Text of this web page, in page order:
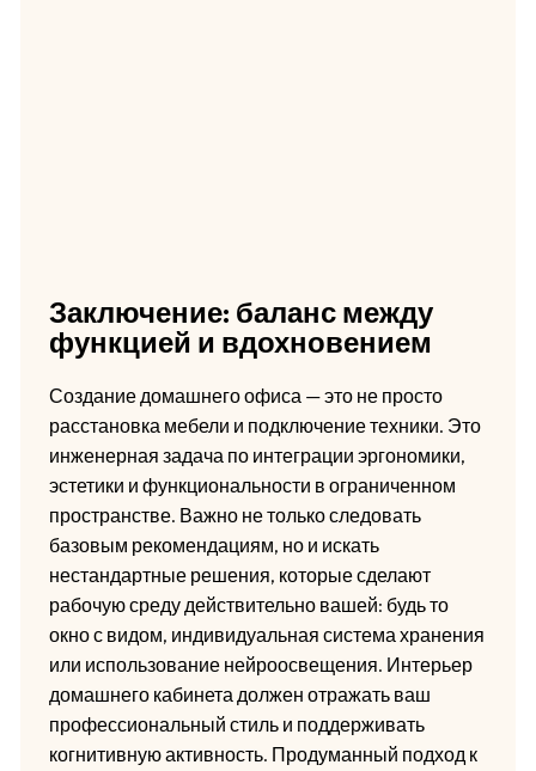
Заключение: баланс между
функцией и вдохновением
Создание домашнего офиса — это не просто
расстановка мебели и подключение техники. Это
инженерная задача по интеграции эргономики,
эстетики и функциональности в ограниченном
пространстве. Важно не только следовать
базовым рекомендациям, но и искать
нестандартные решения, которые сделают
рабочую среду действительно вашей: будь то
окно с видом, индивидуальная система хранения
или использование нейроосвещения. Интерьер
домашнего кабинета должен отражать ваш
профессиональный стиль и поддерживать
когнитивную активность. Продуманный подход к